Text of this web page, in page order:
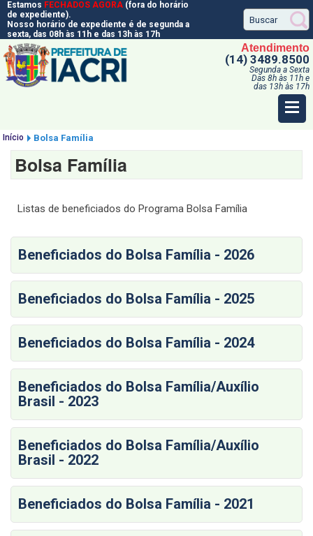
Estamos FECHADOS AGORA (fora do horário
de expediente).
Nosso horário de expediente é de segunda a
sexta, das 08h às 11h e das 13h às 17h
Atendimento
(14) 3489.8500
Segunda a Sexta
Das 8h às 11h e
das 13h às 17h
Início Bolsa Família
Bolsa Família
Listas de beneficiados do Programa Bolsa Família
Beneficiados do Bolsa Família - 2026
Beneficiados do Bolsa Família - 2025
Beneficiados do Bolsa Família - 2024
Beneficiados do Bolsa Família/Auxílio
Brasil - 2023
Beneficiados do Bolsa Família/Auxílio
Brasil - 2022
Beneficiados do Bolsa Família - 2021